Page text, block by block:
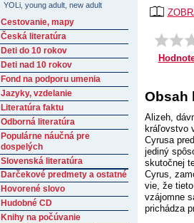
Obsah
Alizeh,
kráľovstvo
Cyrusa
jediný
skutočnej
Cyrus,
vie, že
vzájomne
prichádza
YOLi, young adult, new adult
Cestovanie, mapy
Česká literatúra
Deti do 10 rokov
Deti nad 10 rokov
Fond na podporu umenia
Jazyky, vzdelanie
Literatúra faktu
Odborná literatúra
Populárne náučná pre
dospelých
Slovenská literatúra
Darčekové predmety a ostatné
Hovorené slovo
Hudobné CD
Knihy na počúvanie